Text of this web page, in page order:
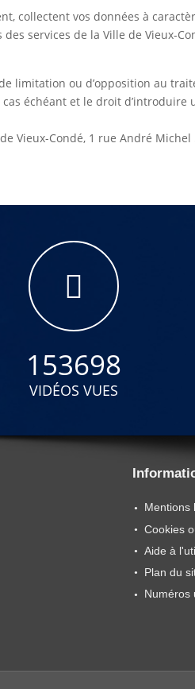
collectent vos données à
services de la Ville de Vieux-
limitation ou d’opposition au
échéant et le droit d’introduire
Vieux-Condé, 1 rue André Michel
153698
VIDÉOS VUES
Mentions
Cookies
Aide à
Plan du
Numéros